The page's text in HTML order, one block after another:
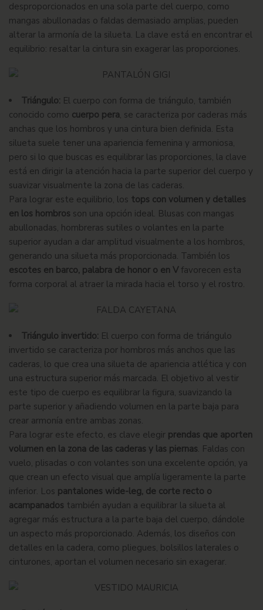
desproporcionados en una sola parte del cuerpo, como
mangas abullonadas o faldas demasiado amplias, pueden
alterar la armonía de la silueta. La clave está en encontrar el
equilibrio: resaltar la cintura sin exagerar las proporciones.
Triángulo: El cuerpo con forma de triángulo, también
conocido como cuerpo pera, se caracteriza por caderas más
anchas que los hombros y una cintura bien definida. Esta
silueta suele tener una apariencia femenina y armoniosa,
pero si lo que buscas es equilibrar las proporciones, la clave
está en dirigir la atención hacia la parte superior del cuerpo y
suavizar visualmente la zona de las caderas.
Para lograr este equilibrio, los tops con volumen y detalles
en los hombros son una opción ideal. Blusas con mangas
abullonadas, hombreras sutiles o volantes en la parte
superior ayudan a dar amplitud visualmente a los hombros,
generando una silueta más proporcionada. También los
escotes en barco, palabra de honor o en V favorecen esta
forma corporal al atraer la mirada hacia el torso y el rostro.
Triángulo invertido: El cuerpo con forma de triángulo
invertido se caracteriza por hombros más anchos que las
caderas, lo que crea una silueta de apariencia atlética y con
una estructura superior más marcada. El objetivo al vestir
este tipo de cuerpo es equilibrar la figura, suavizando la
parte superior y añadiendo volumen en la parte baja para
crear armonía entre ambas zonas.
Para lograr este efecto, es clave elegir prendas que aporten
volumen en la zona de las caderas y las piernas. Faldas con
vuelo, plisadas o con volantes son una excelente opción, ya
que crean un efecto visual que amplía ligeramente la parte
inferior. Los pantalones wide-leg, de corte recto o
acampanados también ayudan a equilibrar la silueta al
agregar más estructura a la parte baja del cuerpo, dándole
un aspecto más proporcionado. Además, los diseños con
detalles en la cadera, como pliegues, bolsillos laterales o
cinturones, aportan el volumen necesario sin exagerar.